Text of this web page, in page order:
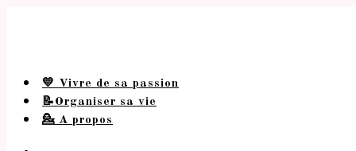
💛 Vivre de sa passion
📝Organiser sa vie
💁 A propos